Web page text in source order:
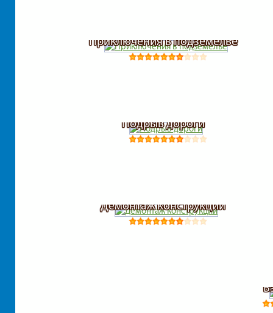
Приключения в подземелье
Подрыв дороги
Демонтаж конструкций